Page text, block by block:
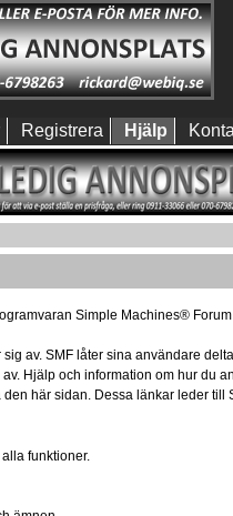
Registrera Hjälp
Simple Machines®
av. SMF låter sina användare
Hjälp och information om hur du
här sidan. Dessa länkar leder till
funktioner.